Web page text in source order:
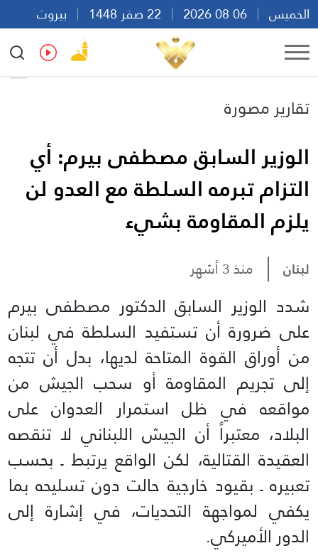
الخميس
بيروت
13:10
Ar
تقارير مصورة
الوزير السابق مصطفى بيرم: أي
التزام تبرمه السلطة مع العدو لن
يلزم المقاومة بشيء
لبنان منذ 3 أشهر
شدد الوزير السابق الدكتور مصطفى بيرم
على ضرورة أن تستفيد السلطة في لبنان
من أوراق القوة المتاحة لديها، بدل أن تتجه
إلى تجريم المقاومة أو سحب الجيش من
مواقعه في ظل استمرار العدوان على
البلاد، معتبراً أن الجيش اللبناني لا تنقصه
العقيدة القتالية، لكن الواقع يرتبط ـ بحسب
تعبيره ـ بقيود خارجية حالت دون تسليحه بما
يكفي لمواجهة التحديات، في إشارة إلى
الدور الأميركي.